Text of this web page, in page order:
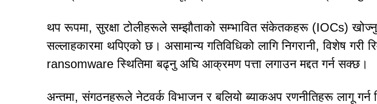
थप रूपमा, सुरक्षा टोलीहरूले सम्झौताको सम्भावित संकेतकहरू (IOCs)
सल्लाहकारमा थपिएको छ। असामान्य गतिविधिको लागि निगरानी, विशेष
ransomware स्थितिमा बढ्नु अघि आक्रमण पत्ता लगाउन मद्दत गर्न सक्छ।
अन्तमा, संगठनहरूले नेटवर्क विभाजन र बलियो ब्याकअप रणनीतिहरू लागू गर्न